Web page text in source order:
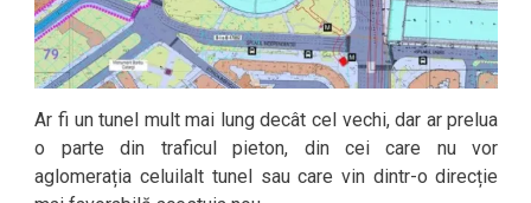
Ar fi un tunel mult mai lung decât cel vechi, dar ar prelua
o parte din traficul pieton, din cei care nu vor
aglomerația celuilalt tunel sau care vin dintr-o direcție